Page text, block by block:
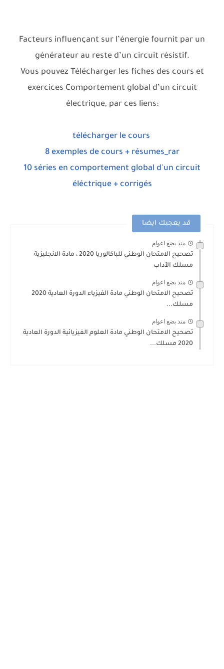
Facteurs influençant sur l’énergie fournit par un
générateur au reste d’un circuit résistif.
Vous pouvez Télécharger les fiches des cours et
exercices Comportement global d’un circuit
électrique, par ces liens:
télécharger le cours
8 exemples de cours + résumes_rar
10 séries en comportement global d'un circuit
éléctrique + corrigés
قد يعجبك ايضا
منذ بضع اعوام
تصحيح الامتحان الوطني للباكالوريا 2020 ، مادة الانجليزية
مسلك الآداب
منذ بضع اعوام
تصحيح الامتحان الوطني مادة الفيزياء الدورة العادية 2020
مسلك...
منذ بضع اعوام
تصحيح الامتحان الوطني مادة العلوم الفيزيائية الدورة العادية
2020 مسلك...